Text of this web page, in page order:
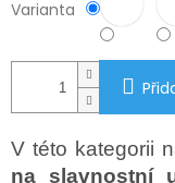
Varianta
V této kategorii
na slavnostní